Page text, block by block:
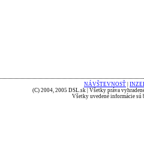
NÁVŠTEVNOSŤ
(C) 2004, 2005 DSL.sk | Všetky práva
Všetky uvedené informácie sú